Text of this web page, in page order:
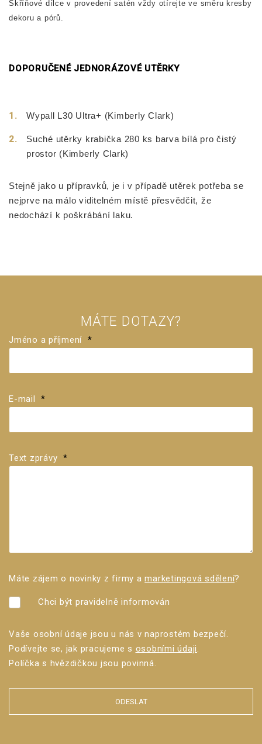
Skříňové dílce v provedení satén vždy otírejte ve směru kresby
dekoru a pórů.
DOPORUČENÉ JEDNORÁZOVÉ UTĚRKY
Wypall L30 Ultra+ (Kimberly Clark)
Suché utěrky krabička 280 ks barva bílá pro čistý
prostor (Kimberly Clark)
Stejně jako u přípravků, je i v případě utěrek potřeba se
nejprve na málo viditelném místě přesvědčit, že
nedochází k poškrábání laku.
MÁTE DOTAZY?
Jméno a příjmení *
E-mail *
Text zprávy *
Máte zájem o novinky z firmy amarketingová sdělení?
Chci být pravidelně informován
Vaše osobní údaje jsou u nás v naprostém bezpečí.
Podívejte se, jak pracujeme s osobními údaji.
Políčka s hvězdičkou jsou povinná.
ODESLAT